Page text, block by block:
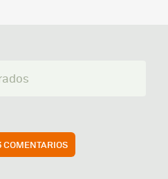
COMENTARIOS